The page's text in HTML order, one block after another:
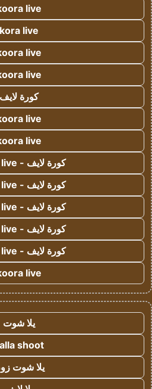
live
kora live
live
live
كورة لايف
live
live
كورة لايف - koora live
كورة لايف - koora live
كورة لايف - koora live
كورة لايف - koora live
كورة لايف - koora live
live
يلا شوت
shoot
يلا شوت